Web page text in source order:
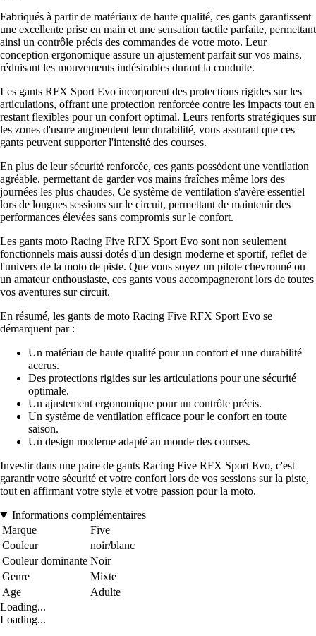
Fabriqués à partir de matériaux de haute qualité, ces gants garantissent
une excellente prise en main et une sensation tactile parfaite, permettant
ainsi un contrôle précis des commandes de votre moto. Leur
conception ergonomique assure un ajustement parfait sur vos mains,
réduisant les mouvements indésirables durant la conduite.
Les gants RFX Sport Evo incorporent des protections rigides sur les
articulations, offrant une protection renforcée contre les impacts tout en
restant flexibles pour un confort optimal. Leurs renforts stratégiques sur
les zones d'usure augmentent leur durabilité, vous assurant que ces
gants peuvent supporter l'intensité des courses.
En plus de leur sécurité renforcée, ces gants possèdent une ventilation
agréable, permettant de garder vos mains fraîches même lors des
journées les plus chaudes. Ce système de ventilation s'avère essentiel
lors de longues sessions sur le circuit, permettant de maintenir des
performances élevées sans compromis sur le confort.
Les gants moto Racing Five RFX Sport Evo sont non seulement
fonctionnels mais aussi dotés d'un design moderne et sportif, reflet de
l'univers de la moto de piste. Que vous soyez un pilote chevronné ou
un amateur enthousiaste, ces gants vous accompagneront lors de toutes
vos aventures sur circuit.
En résumé, les gants de moto Racing Five RFX Sport Evo se
démarquent par :
Un matériau de haute qualité pour un confort et une durabilité
accrus.
Des protections rigides sur les articulations pour une sécurité
optimale.
Un ajustement ergonomique pour un contrôle précis.
Un système de ventilation efficace pour le confort en toute
saison.
Un design moderne adapté au monde des courses.
Investir dans une paire de gants Racing Five RFX Sport Evo, c'est
garantir votre sécurité et votre confort lors de vos sessions sur la piste,
tout en affirmant votre style et votre passion pour la moto.
Informations complémentaires
Marque
Five
Couleur
noir/blanc
Couleur dominante Noir
Genre
Mixte
Age
Adulte
Loading...
Loading...